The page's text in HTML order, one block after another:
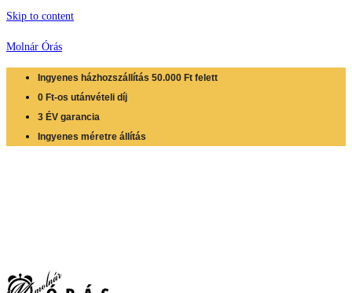
Skip to content
Molnár Órás
Ingyenes házhozszállítás 50.000 Ft felett
0 Ft-os utánvételi díj
3 ÉV garancia
Ingyenes méretre állítás